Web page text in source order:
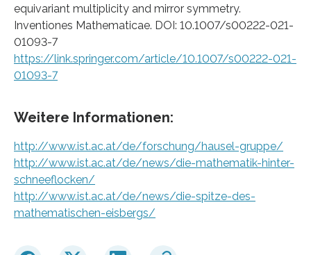
equivariant multiplicity and mirror symmetry.
Inventiones Mathematicae. DOI: 10.1007/s00222-021-
01093-7
https://link.springer.com/article/10.1007/s00222-021-
01093-7
Weitere Informationen:
http://www.ist.ac.at/de/forschung/hausel-gruppe/
http://www.ist.ac.at/de/news/die-mathematik-hinter-
schneeflocken/
http://www.ist.ac.at/de/news/die-spitze-des-
mathematischen-eisbergs/